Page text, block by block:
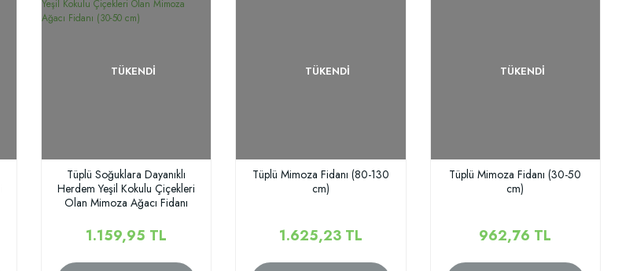
TÜKENDI
Tüplü Soğuklara Dayanıklı
Herdem Yeşil Kokulu Çiçekleri
Olan Mimoza Ağacı Fidanı
1.159,95 TL
TÜKENDI
Tüplü Mimoza Fidanı (80-130
cm)
1.625,23 TL
TÜKENDI
Tüplü Mimoza Fidanı (30-50
cm)
962,76 TL